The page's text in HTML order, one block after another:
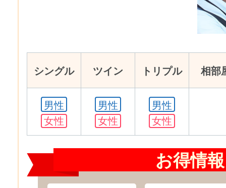
シングル ツイン トリプル 相部
男性
女性
男性
女性
男性
女性
お得情報